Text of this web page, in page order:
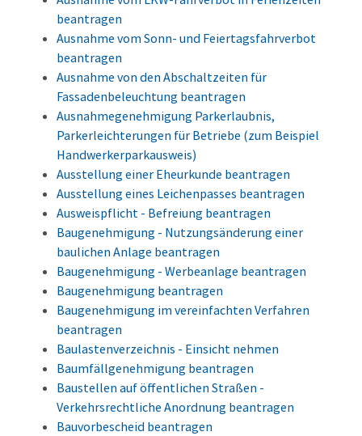
beantragen
Ausnahme vom Sonn- und Feiertagsfahrverbot
beantragen
Ausnahme von den Abschaltzeiten für
Fassadenbeleuchtung beantragen
Ausnahmegenehmigung Parkerlaubnis,
Parkerleichterungen für Betriebe (zum Beispiel
Handwerkerparkausweis)
Ausstellung einer Eheurkunde beantragen
Ausstellung eines Leichenpasses beantragen
Ausweispflicht - Befreiung beantragen
Baugenehmigung - Nutzungsänderung einer
baulichen Anlage beantragen
Baugenehmigung - Werbeanlage beantragen
Baugenehmigung beantragen
Baugenehmigung im vereinfachten Verfahren
beantragen
Baulastenverzeichnis - Einsicht nehmen
Baumfällgenehmigung beantragen
Baustellen auf öffentlichen Straßen -
Verkehrsrechtliche Anordnung beantragen
Bauvorbescheid beantragen